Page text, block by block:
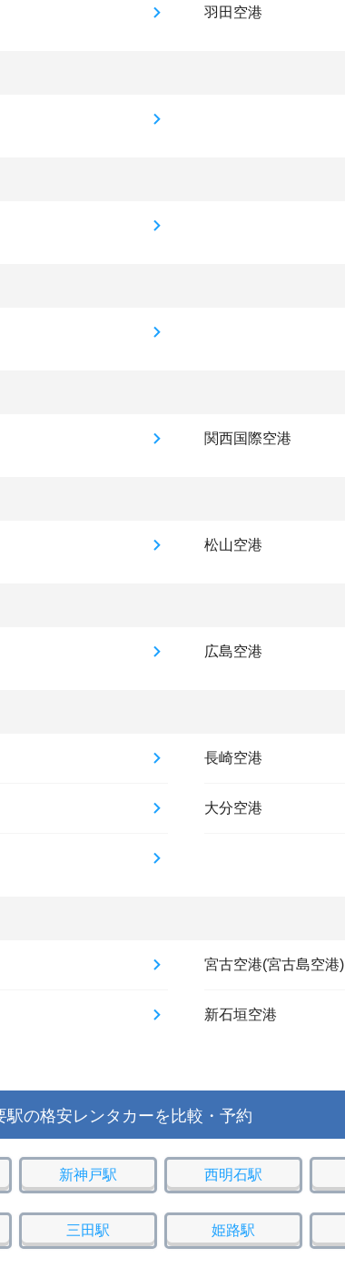
羽田空港
関西国際空港
松山空港
広島空港
長崎空港
大分空港
宮古空港(宮古島空港)
新石垣空港
の格安レンタカーを比較・予約
新神戸駅 西明石駅
三田駅 姫路駅